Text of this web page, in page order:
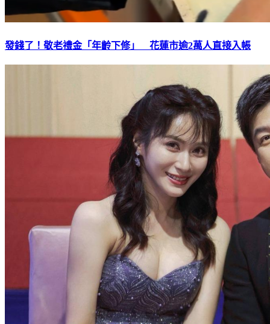
發錢了！敬老禮金「年齡下修」 花蓮市逾2萬人直接入帳